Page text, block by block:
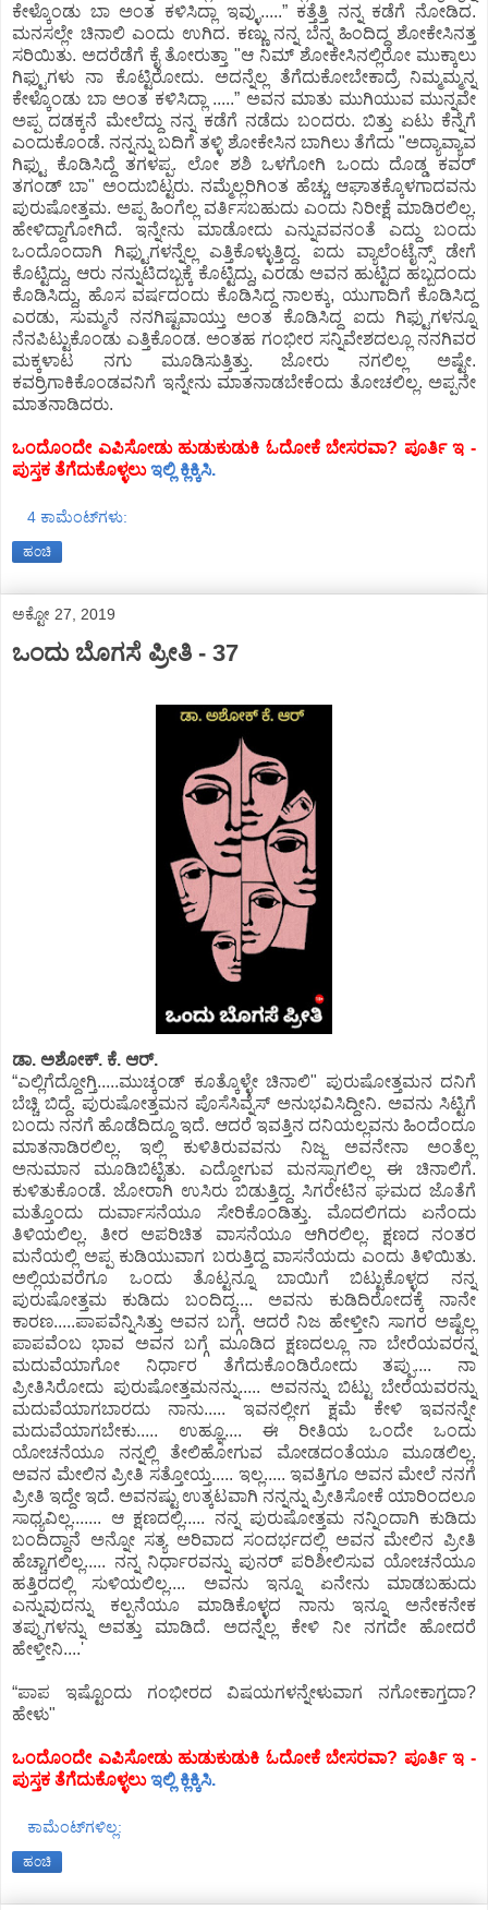
ಕೇಳ್ಕೊಂಡು ಬಾ ಅಂತ ಕಳಿಸಿದ್ಲಾ ಇವ್ಳು.....” ಕತ್ತೆತ್ತಿ ನನ್ನ ಕಡೆಗೆ ನೋಡಿದ.
ಮನಸಲ್ಲೇ ಚಿನಾಲಿ ಎಂದು ಉಗಿದ. ಕಣ್ಣು ನನ್ನ ಬೆನ್ನ ಹಿಂದಿದ್ದ ಶೋಕೇಸಿನತ್ತ
ಸರಿಯಿತು. ಅದರೆಡೆಗೆ ಕೈ ತೋರುತ್ತಾ "ಆ ನಿಮ್ ಶೋಕೇಸಿನಲ್ಲಿರೋ ಮುಕ್ಕಾಲು
ಗಿಫ್ಟುಗಳು ನಾ ಕೊಟ್ಟಿರೋದು. ಅದನ್ನೆಲ್ಲ ತೆಗೆದುಕೋಬೇಕಾದ್ರೆ ನಿಮ್ಮಮ್ಮನ್ನ
ಕೇಳ್ಕೊಂಡು ಬಾ ಅಂತ ಕಳಿಸಿದ್ಲಾ .....” ಅವನ ಮಾತು ಮುಗಿಯುವ ಮುನ್ನವೇ
ಅಪ್ಪ ದಡಕ್ಕನೆ ಮೇಲೆದ್ದು ನನ್ನ ಕಡೆಗೆ ನಡೆದು ಬಂದರು. ಬಿತ್ತು ಏಟು ಕೆನ್ನೆಗೆ
ಎಂದುಕೊಂಡೆ. ನನ್ನನ್ನು ಬದಿಗೆ ತಳ್ಳಿ ಶೋಕೇಸಿನ ಬಾಗಿಲು ತೆಗೆದು "ಅದ್ಯಾವ್ಯಾವ
ಗಿಫ್ಟು ಕೊಡಿಸಿದ್ದೆ ತಗಳಪ್ಪ. ಲೋ ಶಶಿ ಒಳಗೋಗಿ ಒಂದು ದೊಡ್ಡ ಕವರ್
ತಗಂಡ್ ಬಾ" ಅಂದುಬಿಟ್ಟರು. ನಮ್ಮೆಲ್ಲರಿಗಿಂತ ಹೆಚ್ಚು ಆಘಾತಕ್ಕೊಳಗಾದವನು
ಪುರುಷೋತ್ತಮ. ಅಪ್ಪ ಹಿಂಗೆಲ್ಲ ವರ್ತಿಸಬಹುದು ಎಂದು ನಿರೀಕ್ಷೆ ಮಾಡಿರಲಿಲ್ಲ.
ಹೇಳಿದ್ದಾಗೋಗಿದೆ. ಇನ್ನೇನು ಮಾಡೋದು ಎನ್ನುವವನಂತೆ ಎದ್ದು ಬಂದು
ಒಂದೊಂದಾಗಿ ಗಿಫ್ಟುಗಳನ್ನೆಲ್ಲ ಎತ್ತಿಕೊಳ್ಳುತ್ತಿದ್ದ. ಐದು ವ್ಯಾಲೆಂಟೈನ್ಸ್ ಡೇಗೆ
ಕೊಟ್ಟಿದ್ದು, ಆರು ನನ್ನುಟಿದಬ್ಬಕ್ಕೆ ಕೊಟ್ಟಿದ್ದು, ಎರಡು ಅವನ ಹುಟ್ಟಿದ ಹಬ್ಬದಂದು
ಕೊಡಿಸಿದ್ದು, ಹೊಸ ವರ್ಷದಂದು ಕೊಡಿಸಿದ್ದ ನಾಲಕ್ಕು, ಯುಗಾದಿಗೆ ಕೊಡಿಸಿದ್ದ
ಎರಡು, ಸುಮ್ಮನೆ ನನಗಿಷ್ಟವಾಯ್ತು ಅಂತ ಕೊಡಿಸಿದ್ದ ಐದು ಗಿಫ್ಟುಗಳನ್ನೂ
ನೆನಪಿಟ್ಟುಕೊಂಡು ಎತ್ತಿಕೊಂಡ. ಅಂತಹ ಗಂಭೀರ ಸನ್ನಿವೇಶದಲ್ಲೂ ನನಗಿವರ
ಮಕ್ಕಳಾಟ ನಗು ಮೂಡಿಸುತ್ತಿತ್ತು. ಜೋರು ನಗಲಿಲ್ಲ ಅಷ್ಟೇ.
ಕವರ್ರಿಗಾಕಿಕೊಂಡವನಿಗೆ ಇನ್ನೇನು ಮಾತನಾಡಬೇಕೆಂದು ತೋಚಲಿಲ್ಲ. ಅಪ್ಪನೇ
ಮಾತನಾಡಿದರು.
ಒಂದೊಂದೇ ಎಪಿಸೋಡು ಹುಡುಕುಡುಕಿ ಓದೋಕೆ ಬೇಸರವಾ? ಪೂರ್ತಿ ಇ -
ಪುಸ್ತಕ ತೆಗೆದುಕೊಳ್ಳಲುಇಲ್ಲಿ ಕ್ಲಿಕ್ಕಿಸಿ.
4 ಕಾಮೆಂಟ್‌ಗಳು:
ಹಂಚಿ
ಅಕ್ಟೋ 27, 2019
ಒಂದು ಬೊಗಸೆ ಪ್ರೀತಿ - 37
ಡಾ. ಅಶೋಕ್.‌ ಕೆ. ಆರ್.‌
“ಎಲ್ಲಿಗೆದ್ದೋಗ್ತಿ.....ಮುಚ್ಕಂಡ್ ಕೂತ್ಕೊಳ್ಳೇ ಚಿನಾಲಿ" ಪುರುಷೋತ್ತಮನ ದನಿಗೆ
ಬೆಚ್ಚಿ ಬಿದ್ದೆ. ಪುರುಷೋತ್ತಮನ ಪೊಸೆಸಿವ್ನೆಸ್ ಅನುಭವಿಸಿದ್ದೀನಿ. ಅವನು ಸಿಟ್ಟಿಗೆ
ಬಂದು ನನಗೆ ಹೊಡೆದಿದ್ದೂ ಇದೆ. ಆದರೆ ಇವತ್ತಿನ ದನಿಯಲ್ಲವನು ಹಿಂದೆಂದೂ
ಮಾತನಾಡಿರಲಿಲ್ಲ. ಇಲ್ಲಿ ಕುಳಿತಿರುವವನು ನಿಜ್ಜ ಅವನೇನಾ ಅಂತೆಲ್ಲ
ಅನುಮಾನ ಮೂಡಿಬಿಟ್ಟಿತು. ಎದ್ದೋಗುವ ಮನಸ್ಸಾಗಲಿಲ್ಲ ಈ ಚಿನಾಲಿಗೆ.
ಕುಳಿತುಕೊಂಡೆ. ಜೋರಾಗಿ ಉಸಿರು ಬಿಡುತ್ತಿದ್ದ. ಸಿಗರೇಟಿನ ಘಮದ ಜೊತೆಗೆ
ಮತ್ತೊಂದು ದುರ್ವಾಸನೆಯೂ ಸೇರಿಕೊಂಡಿತ್ತು. ಮೊದಲಿಗದು ಏನೆಂದು
ತಿಳಿಯಲಿಲ್ಲ. ತೀರ ಅಪರಿಚಿತ ವಾಸನೆಯೂ ಆಗಿರಲಿಲ್ಲ. ಕ್ಷಣದ ನಂತರ
ಮನೆಯಲ್ಲಿ ಅಪ್ಪ ಕುಡಿಯುವಾಗ ಬರುತ್ತಿದ್ದ ವಾಸನೆಯದು ಎಂದು ತಿಳಿಯಿತು.
ಅಲ್ಲಿಯವರೆಗೂ ಒಂದು ತೊಟ್ಟನ್ನೂ ಬಾಯಿಗೆ ಬಿಟ್ಟುಕೊಳ್ಳದ ನನ್ನ
ಪುರುಷೋತ್ತಮ ಕುಡಿದು ಬಂದಿದ್ದ.... ಅವನು ಕುಡಿದಿರೋದಕ್ಕೆ ನಾನೇ
ಕಾರಣ.....ಪಾಪವೆನ್ನಿಸಿತ್ತು ಅವನ ಬಗ್ಗೆ. ಆದರೆ ನಿಜ ಹೇಳ್ತೀನಿ ಸಾಗರ ಅಷ್ಟೆಲ್ಲ
ಪಾಪವೆಂಬ ಭಾವ ಅವನ ಬಗ್ಗೆ ಮೂಡಿದ ಕ್ಷಣದಲ್ಲೂ ನಾ ಬೇರೆಯವರನ್ನ
ಮದುವೆಯಾಗೋ ನಿರ್ಧಾರ ತೆಗೆದುಕೊಂಡಿರೋದು ತಪ್ಪು.... ನಾ
ಪ್ರೀತಿಸಿರೋದು ಪುರುಷೋತ್ತಮನನ್ನು..... ಅವನನ್ನು ಬಿಟ್ಟು ಬೇರೆಯವರನ್ನು
ಮದುವೆಯಾಗಬಾರದು ನಾನು..... ಇವನಲ್ಲೀಗ ಕ್ಷಮೆ ಕೇಳಿ ಇವನನ್ನೇ
ಮದುವೆಯಾಗಬೇಕು..... ಉಹ್ಞೂ.... ಈ ರೀತಿಯ ಒಂದೇ ಒಂದು
ಯೋಚನೆಯೂ ನನ್ನಲ್ಲಿ ತೇಲಿಹೋಗುವ ಮೋಡದಂತೆಯೂ ಮೂಡಲಿಲ್ಲ.
ಅವನ ಮೇಲಿನ ಪ್ರೀತಿ ಸತ್ತೋಯ್ತ..... ಇಲ್ಲ..... ಇವತ್ತಿಗೂ ಅವನ ಮೇಲೆ ನನಗೆ
ಪ್ರೀತಿ ಇದ್ದೇ ಇದೆ. ಅವನಷ್ಟು ಉತ್ಕಟವಾಗಿ ನನ್ನನ್ನು ಪ್ರೀತಿಸೋಕೆ ಯಾರಿಂದಲೂ
ಸಾಧ್ಯವಿಲ್ಲ....... ಆ ಕ್ಷಣದಲ್ಲಿ..... ನನ್ನ ಪುರುಷೋತ್ತಮ ನನ್ನಿಂದಾಗಿ ಕುಡಿದು
ಬಂದಿದ್ದಾನೆ ಅನ್ನೋ ಸತ್ಯ ಅರಿವಾದ ಸಂದರ್ಭದಲ್ಲಿ ಅವನ ಮೇಲಿನ ಪ್ರೀತಿ
ಹೆಚ್ಚಾಗಲಿಲ್ಲ..... ನನ್ನ ನಿರ್ಧಾರವನ್ನು ಪುನರ್ ಪರಿಶೀಲಿಸುವ ಯೋಚನೆಯೂ
ಹತ್ತಿರದಲ್ಲಿ ಸುಳಿಯಲಿಲ್ಲ.... ಅವನು ಇನ್ನೂ ಏನೇನು ಮಾಡಬಹುದು
ಎನ್ನುವುದನ್ನು ಕಲ್ಪನೆಯೂ ಮಾಡಿಕೊಳ್ಳದ ನಾನು ಇನ್ನೂ ಅನೇಕನೇಕ
ತಪ್ಪುಗಳನ್ನು ಅವತ್ತು ಮಾಡಿದೆ. ಅದನ್ನೆಲ್ಲ ಕೇಳಿ ನೀ ನಗದೇ ಹೋದರೆ
ಹೇಳ್ತೀನಿ....'
“ಪಾಪ ಇಷ್ಟೊಂದು ಗಂಭೀರದ ವಿಷಯಗಳನ್ನೇಳುವಾಗ ನಗೋಕಾಗ್ತದಾ?
ಹೇಳು"
ಒಂದೊಂದೇ ಎಪಿಸೋಡು ಹುಡುಕುಡುಕಿ ಓದೋಕೆ ಬೇಸರವಾ? ಪೂರ್ತಿ ಇ -
ಪುಸ್ತಕ ತೆಗೆದುಕೊಳ್ಳಲುಇಲ್ಲಿ ಕ್ಲಿಕ್ಕಿಸಿ.
ಕಾಮೆಂಟ್‌ಗಳಿಲ್ಲ:
ಹಂಚಿ